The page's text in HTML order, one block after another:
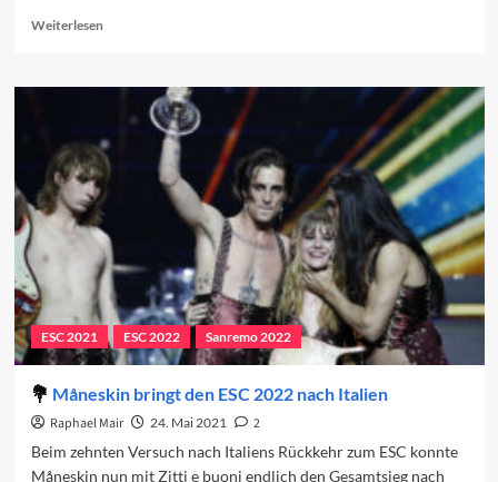
WeiterlesenRead
In
nichts
Neues
ESC 2021 ESC 2022 Sanremo 2022
Måneskin bringt den ESC 2022 nach Italien
Raphael Mair 24. Mai 2021
2
Beim zehnten Versuch nach Italiens Rückkehr zum ESC konnte
Måneskin nun mit Zitti e buoni endlich den Gesamtsieg nach